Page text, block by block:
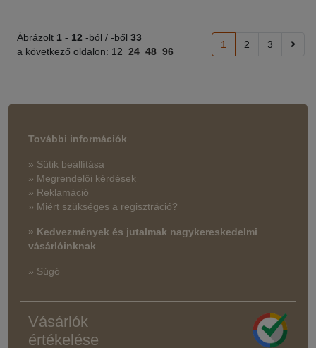
Ábrázolt 1 - 12 -ból / -ből 33
a következő oldalon: 12 24 48 96
1 2 3
További információk
» Sütik beállítása
» Megrendelői kérdések
» Reklamáció
» Miért szükséges a regisztráció?
» Kedvezmények és jutalmak nagykereskedelmi
vásárlóinknak
» Súgó
Vásárlók
értékelése